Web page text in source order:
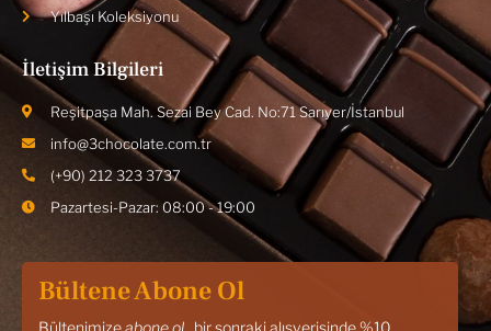
Yılbaşı Koleksiyonu
İletişim Bilgileri
Reşitpaşa Mah. Sezai Bey Cad. No:71 Sarıyer/İstanbul
info@3chocolate.com.tr
(+90) 212 323 3737
Pazartesi-Pazar: 08:00 - 19:00
Bültene Abone Ol
Bültenimizeabone ol , bir sonraki alışverişinde %10